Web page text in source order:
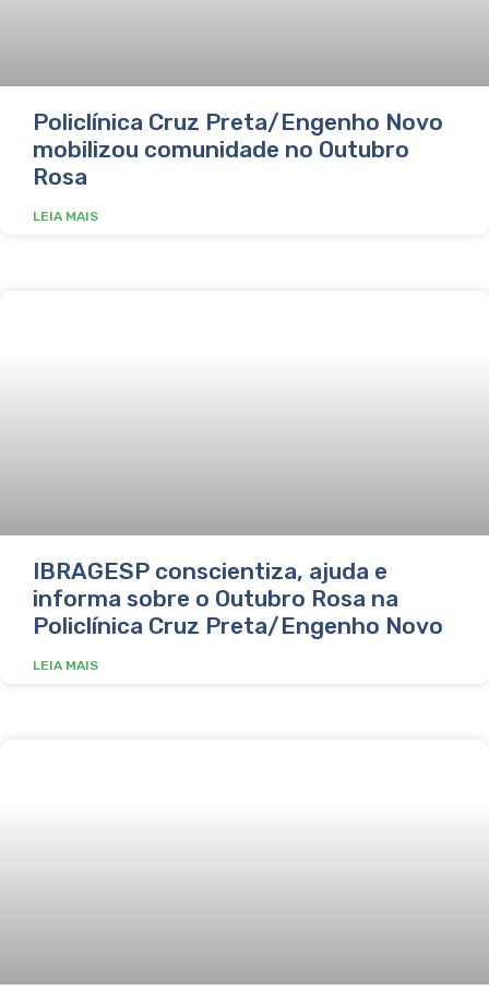
Policlínica Cruz Preta/Engenho Novo
mobilizou comunidade no Outubro
Rosa
LEIA MAIS
IBRAGESP conscientiza, ajuda e
informa sobre o Outubro Rosa na
Policlínica Cruz Preta/Engenho Novo
LEIA MAIS